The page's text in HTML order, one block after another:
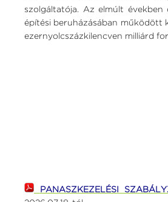
szolgáltatója. Az elmúlt
építési beruházásában működött
ezernyolcszázkilencven milliárd
PANASZKEZELÉSI